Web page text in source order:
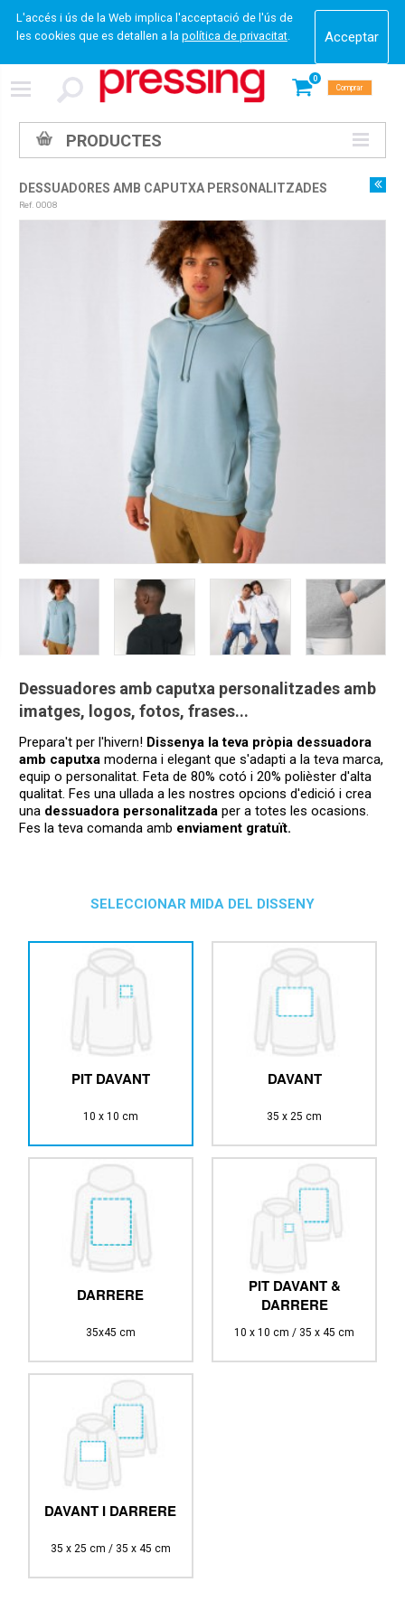
L'accés i ús de la Web implica l'acceptació de l'ús de
les cookies que es detallen a la política de privacitat.
0
Comprar
PRODUCTES
DESSUADORES AMB CAPUTXA PERSONALITZADES
Ref. 0008
Dessuadores amb caputxa personalitzades amb
imatges, logos, fotos, frases...
Prepara't per l'hivern! Dissenya la teva pròpia dessuadora
amb caputxa moderna i elegant que s'adapti a la teva marca,
equip o personalitat. Feta de 80% cotó i 20% polièster d'alta
qualitat. Fes una ullada a les nostres opcions d'edició i crea
una dessuadora personalitzada per a totes les ocasions.
Fes la teva comanda amb enviament gratuït.
SELECCIONAR MIDA DEL DISSENY
PIT DAVANT
10 x 10 cm
DAVANT
35 x 25 cm
DARRERE
35x45 cm
PIT DAVANT &
DARRERE
10 x 10 cm / 35 x 45 cm
DAVANT I DARRERE
35 x 25 cm / 35 x 45 cm